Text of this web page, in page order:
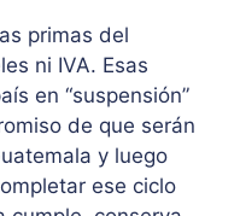
primas del
ni IVA. Esas
en “suspensión”
de que serán
y luego
ese ciclo